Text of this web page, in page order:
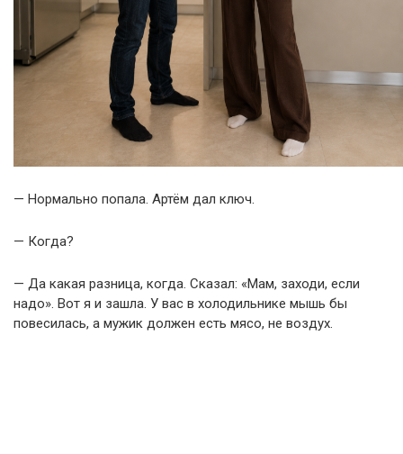
— Нормально попала. Артём дал ключ.
— Когда?
— Да какая разница, когда. Сказал: «Мам, заходи, если
надо». Вот я и зашла. У вас в холодильнике мышь бы
повесилась, а мужик должен есть мясо, не воздух.